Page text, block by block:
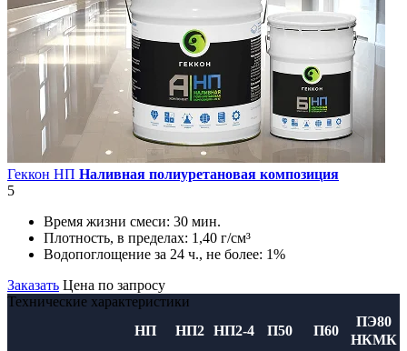
Геккон НП Наливная полиуретановая композиция
5
Время жизни смеси: 30 мин.
Плотность, в пределах: 1,40 г/см³
Водопоглощение за 24 ч., не более: 1%
Заказать Цена по запросу
Технические характеристики
НП
НП2 НП2-4 П50 П60
ПЭ80
НКМК